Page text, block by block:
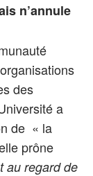
n’annule
des
a
de « la
prône
au regard de